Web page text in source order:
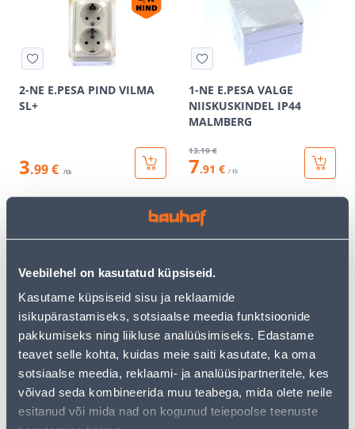
Veebilehel on kasutatud küpsiseid.
Kasutame küpsiseid sisu ja reklaamide
isikupärastamiseks, sotsiaalse meedia funktsioonide
pakkumiseks ning liikluse analüüsimiseks. Edastame
teavet selle kohta, kuidas meie saiti kasutate, ka oma
sotsiaalse meedia, reklaami- ja analüüsipartneritele, kes
võivad seda kombineerida muu teabega, mida olete neile
esitanud või mida nad on kogunud teiepoolse teenuste
2-NE E.PESA PIND VILMA
SL+
3.99 € /tk
1-NE E.PESA VALGE
NIISKUSKINDEL IP44
MALMBERG
13.19 €
7.91 € / tk
RAAM 2-NE SÜV KREEM
ASFORA
1.03 €
PISTIKUPESA 2-NE M-GA
MUST RENOVA
12.47 €